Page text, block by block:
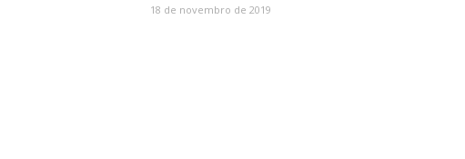
18 de novembro de 2019